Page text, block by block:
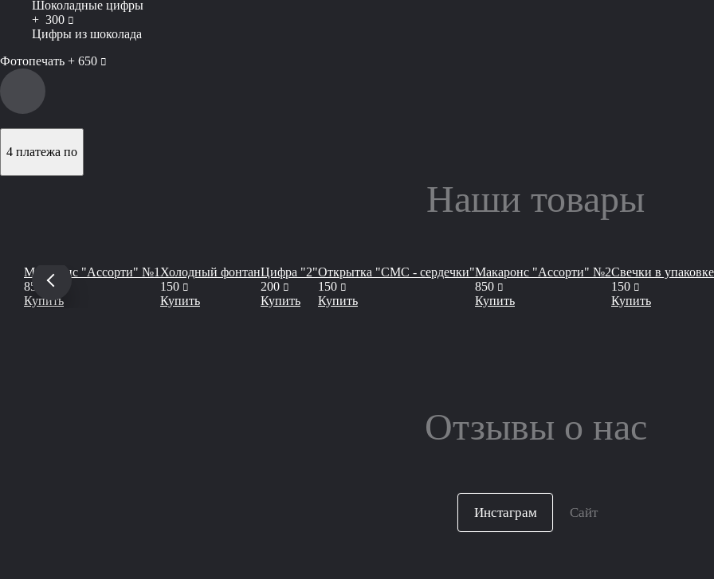
Шоколадные цифры
+ 300 руб
Цифры из шоколада
Фотопечать + 650 руб
4 платежа по
Наши товары
Макаронс "Ассорти" №1
850
руб
Купить
Холодный фонтан
150 руб
Купить
Цифра "2"
200 руб
Купить
Открытка "СМС - сердечки"
150 руб
Купить
Макаронс "Ассорти" №2
850 руб
Купить
Свечки в упаковке
150 руб
Купить
Отзывы о нас
Инстаграм Сайт